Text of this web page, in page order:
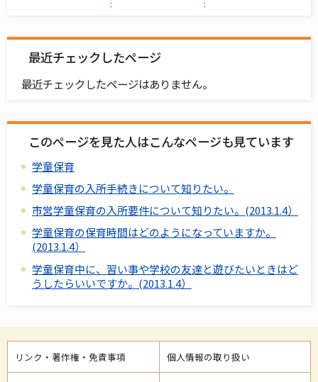
最近チェックしたページ
最近チェックしたページはありません。
このページを見た人はこんなページも見ています
学童保育
学童保育の入所手続きについて知りたい。
市営学童保育の入所要件について知りたい。(2013.1.4）
学童保育の保育時間はどのようになっていますか。
(2013.1.4）
学童保育中に、習い事や学校の友達と遊びたいときはど
うしたらいいですか。(2013.1.4）
リンク・著作権・免責事項 個人情報の取り扱い